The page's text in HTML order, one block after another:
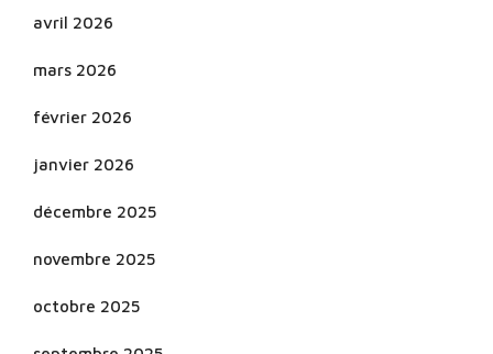
avril 2026
mars 2026
février 2026
janvier 2026
décembre 2025
novembre 2025
octobre 2025